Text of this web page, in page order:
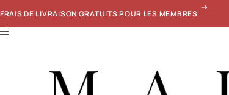
FRAIS DE LIVRAISON GRATUITS POUR LES MEMBRES